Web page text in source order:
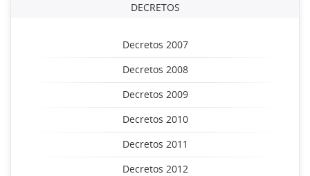
DECRETOS
Decretos 2007
Decretos 2008
Decretos 2009
Decretos 2010
Decretos 2011
Decretos 2012